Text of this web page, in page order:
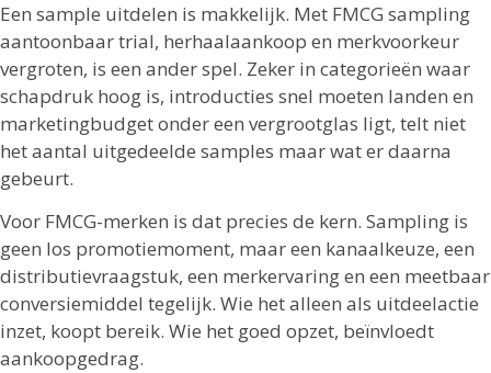
Een sample uitdelen is makkelijk. Met FMCG sampling
aantoonbaar trial, herhaalaankoop en merkvoorkeur
vergroten, is een ander spel. Zeker in categorieën waar
schapdruk hoog is, introducties snel moeten landen en
marketingbudget onder een vergrootglas ligt, telt niet
het aantal uitgedeelde samples maar wat er daarna
gebeurt.
Voor FMCG-merken is dat precies de kern. Sampling is
geen los promotiemoment, maar een kanaalkeuze, een
distributievraagstuk, een merkervaring en een meetbaar
conversiemiddel tegelijk. Wie het alleen als uitdeelactie
inzet, koopt bereik. Wie het goed opzet, beïnvloedt
aankoopgedrag.